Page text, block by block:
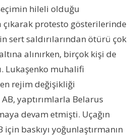
hileli olduğu
çıkarak protesto gösterilerinde
sert saldırılarından ötürü çok
alınırken, birçok kişi de
Lukaşenko muhalifi
rejim değişikliği
yaptırımlarla Belarus
devam etmişti. Uçağın
baskıyı yoğunlaştırmanın